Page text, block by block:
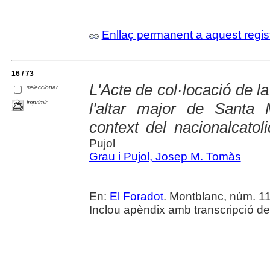
Enllaç permanent a aquest
16 / 73
seleccionar
imprimir
L'Acte de col·locació de
l'altar major de Santa
context del
Pujol
Grau i Pujol, Josep M. Tomàs
En: El Foradot. Montblanc, núm.
Inclou apèndix amb transcripció